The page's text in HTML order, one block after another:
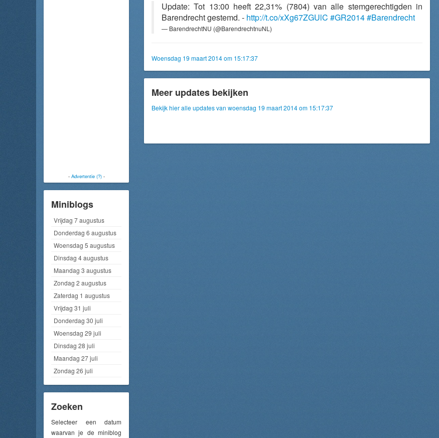
- Advertentie (?)-
Miniblogs
Vrijdag 7 augustus
Donderdag 6 augustus
Woensdag 5 augustus
Dinsdag 4 augustus
Maandag 3 augustus
Zondag 2 augustus
Zaterdag 1 augustus
Vrijdag 31 juli
Donderdag 30 juli
Woensdag 29 juli
Dinsdag 28 juli
Maandag 27 juli
Zondag 26 juli
Zoeken
Selecteer een datum
waarvan je de miniblog
Update: Tot 13:00 heeft 22,31% (7804) van alle stemgerechtigden in
Barendrecht gestemd. - http://t.co/xXg67ZGUlC #GR2014#Barendrecht
— BarendrechtNU (@BarendrechtnuNL)
Woensdag 19 maart 2014 om 15:17:37
Meer updates bekijken
Bekijk hier alle updates van woensdag 19 maart 2014 om 15:17:37